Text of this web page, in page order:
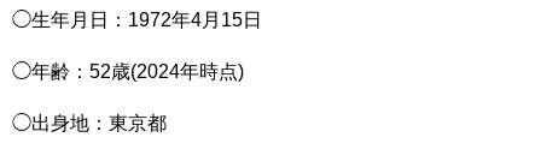
◯生年月日：1972年4月15日
◯年齢：52歳(2024年時点)
◯出身地：東京都